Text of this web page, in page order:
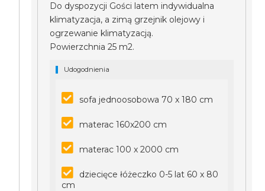
Do dyspozycji Gości latem indywidualna
klimatyzacja, a zimą grzejnik olejowy i
ogrzewanie klimatyzacją.
Powierzchnia 25 m2.
Udogodnienia
sofa jednoosobowa 70 x 180 cm
materac 160x200 cm
materac 100 x 2000 cm
dziecięce łóżeczko 0-5 lat 60 x 80
cm